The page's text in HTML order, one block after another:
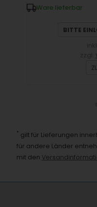
Ware lieferbar
BITTE
* gilt für Lieferungen
für andere Länder
mit den